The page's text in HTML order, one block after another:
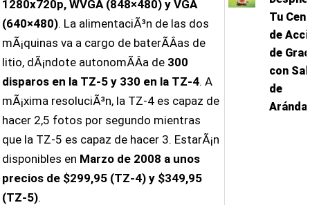
1280x720p, WVGA (848×480) y VGA
(640×480). La alimentaciÃ³n de las dos
mÃ¡quinas va a cargo de baterÃ­Â­as de
litio, dÃ¡ndote autonomÃ­Â­a de 300
disparos en la TZ-5 y 330 en la TZ-4. A
mÃ¡xima resoluciÃ³n, la TZ-4 es capaz de
hacer 2,5 fotos por segundo mientras
que la TZ-5 es capaz de hacer 3. EstarÃ¡n
disponibles en Marzo de 2008 a unos
precios de $299,95 (TZ-4) y $349,95
(TZ-5).
Tu
de
de
con
de